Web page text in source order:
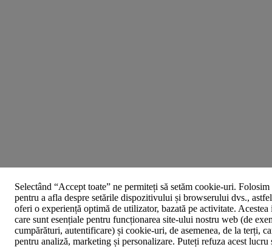
Selectând “Accept toate” ne permiteți să setăm cookie-uri.
pentru a afla despre setările dispozitivului și browserului dvs.,
oferi o experiență optimă de utilizator, bazată pe activitate.
care sunt esențiale pentru funcționarea site-ului nostru web (de
cumpărături, autentificare) și cookie-uri, de asemenea, de la terți,
pentru analiză, marketing și personalizare. Puteți refuza acest